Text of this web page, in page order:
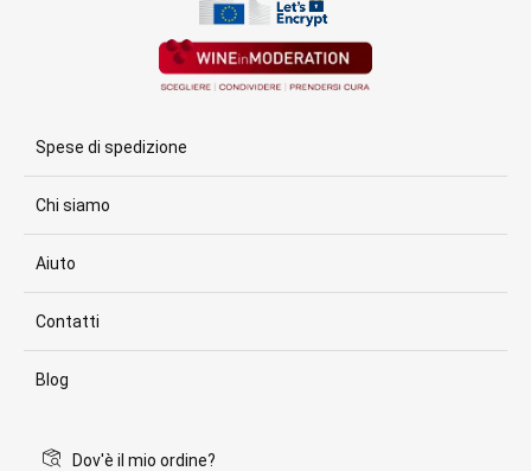
Spese di spedizione
Chi siamo
Aiuto
Contatti
Blog
Dov'è il mio ordine?